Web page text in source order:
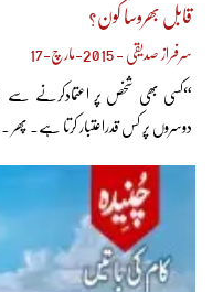
قابل بھروسا کون؟
سرفراز صدیقی - 2015-مارچ-17
“کسی بھی شخص پر اعتمادکرنے سے
دوسروں پر کس قدراعتبار کرتا ہے۔ پھر